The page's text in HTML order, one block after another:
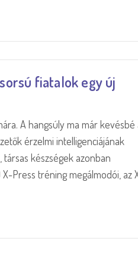
fiatalok egy új
A hangsúly ma már kevésbé
érzelmi intelligenciájának
készségek azonban
Press tréning megálmodói, az